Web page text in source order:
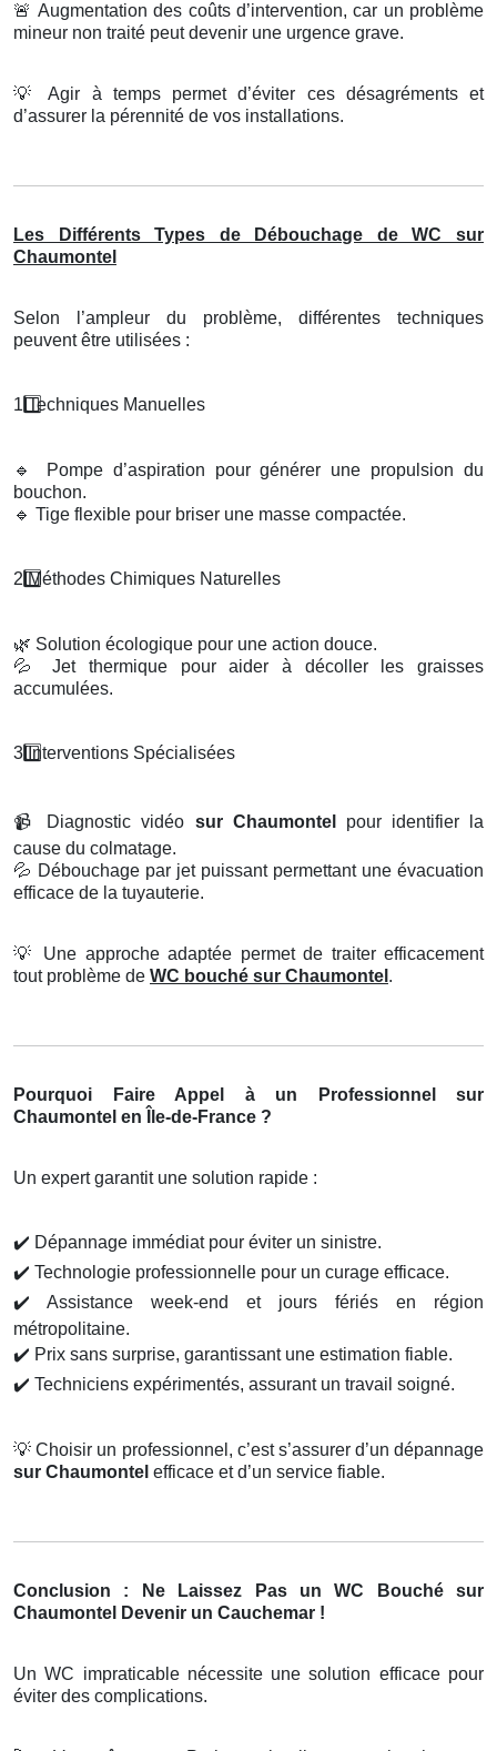
🚨 Augmentation des coûts d’intervention, car un problème
mineur non traité peut devenir une urgence grave.
💡
Agir à temps permet d’éviter ces désagréments et
d’assurer la pérennité de vos installations.
Les Différents Types de Débouchage de WC sur
Chaumontel
Selon l’ampleur du problème, différentes techniques
peuvent être utilisées :
1️ Techniques Manuelles
🔹
Pompe d’aspiration pour générer une propulsion du
bouchon.
🔹 Tige flexible pour briser une masse compactée.
2️ Méthodes Chimiques Naturelles
🌿 Solution écologique pour une action douce.
💦
Jet thermique pour aider à décoller les graisses
accumulées.
3️Interventions Spécialisées
📹 Diagnostic vidéo sur Chaumontel pour identifier la
cause du colmatage.
💦 Débouchage par jet puissant permettant une évacuation
efficace de la tuyauterie.
💡
Une approche adaptée permet de traiter efficacement
tout problème de WC bouché sur Chaumontel .
Pourquoi Faire Appel à un Professionnel sur
Chaumontel en Île-de-France ?
Un expert garantit une solution rapide :
✔️ Dépannage immédiat pour éviter un sinistre.
✔️ Technologie professionnelle pour un curage efficace.
✔️ Assistance week-end et jours fériés en région
métropolitaine.
✔️ Prix sans surprise, garantissant une estimation fiable.
✔️ Techniciens expérimentés, assurant un travail soigné.
💡 Choisir un professionnel, c’est s’assurer d’un dépannage
sur Chaumontel efficace et d’un service fiable.
Conclusion : Ne Laissez Pas un WC Bouché sur
Chaumontel Devenir un Cauchemar !
Un WC impraticable nécessite une solution efficace pour
éviter des complications.